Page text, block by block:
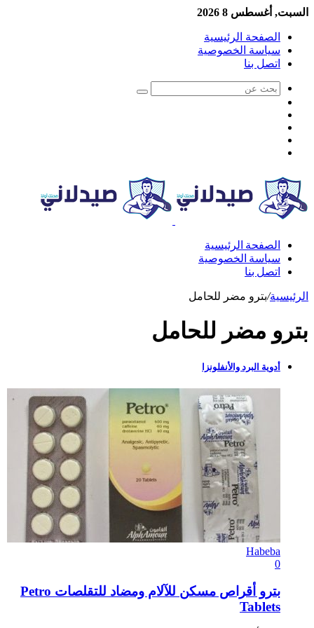
السبت, أغسطس 8 2026
الصفحة الرئيسية
سياسة الخصوصية
اتصل بنا
الصفحة الرئيسية
سياسة الخصوصية
اتصل بنا
الرئيسية/بترو مضر للحامل
بترو مضر للحامل
أدوية البرد والأنفلونزا
Habeba
0
بترو أقراص مسكن للآلام ومضاد للتقلصات Petro
Tablets